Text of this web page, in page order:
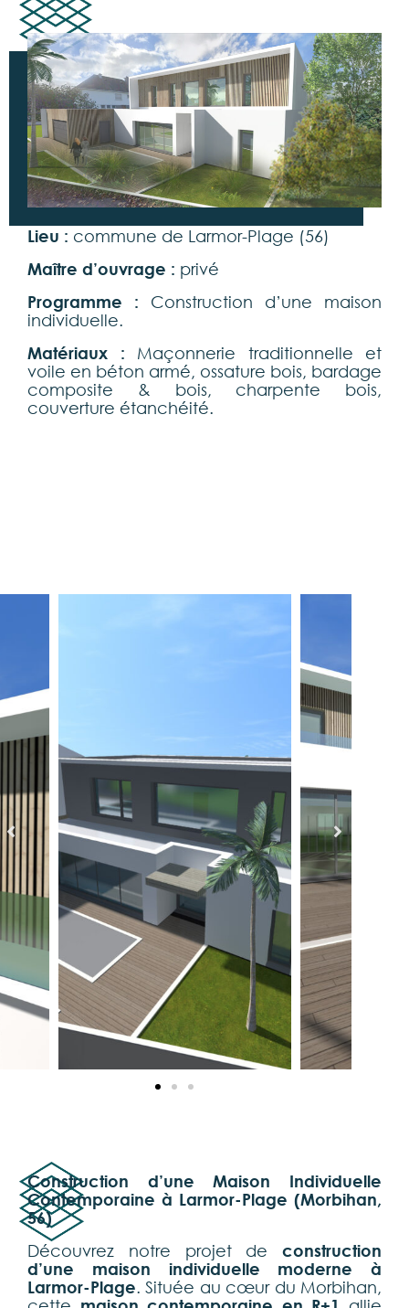
Lieu : commune de Larmor-Plage (56)
Maître d’ouvrage : privé
Programme : Construction d’une maison
individuelle.
Matériaux : Maçonnerie traditionnelle et
voile en béton armé, ossature bois, bardage
composite & bois, charpente bois,
couverture étanchéité.
Construction d’une Maison Individuelle
Contemporaine à Larmor-Plage (Morbihan,
56)
Découvrez notre projet de construction
d’une maison individuelle moderne à
Larmor-Plage. Située au cœur du Morbihan,